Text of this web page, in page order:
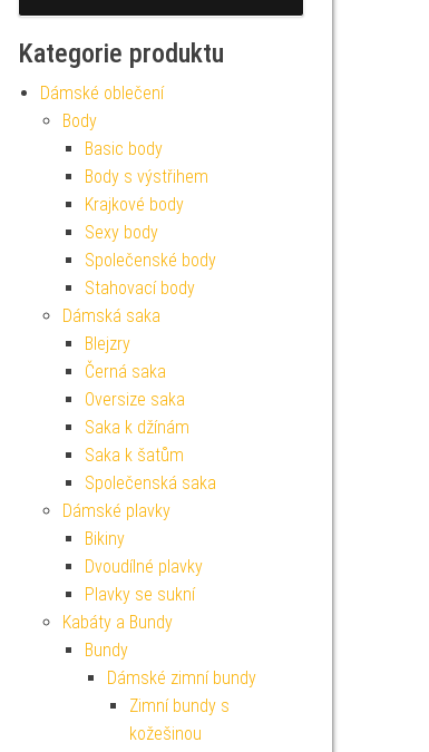
Kategorie produktu
Dámské oblečení
Body
Basic body
Body s výstřihem
Krajkové body
Sexy body
Společenské body
Stahovací body
Dámská saka
Blejzry
Černá saka
Oversize saka
Saka k džínám
Saka k šatům
Společenská saka
Dámské plavky
Bikiny
Dvoudílné plavky
Plavky se sukní
Kabáty a Bundy
Bundy
Dámské zimní bundy
Zimní bundy s
kožešinou